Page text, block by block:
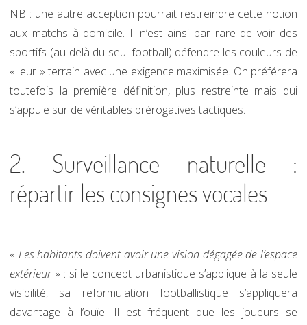
NB : une autre acception pourrait restreindre cette notion
aux matchs à domicile. Il n’est ainsi par rare de voir des
sportifs (au-delà du seul football) défendre les couleurs de
« leur » terrain avec une exigence maximisée. On préférera
toutefois la première définition, plus restreinte mais qui
s’appuie sur de véritables prérogatives tactiques.
2. Surveillance naturelle :
répartir les consignes vocales
« Les habitants doivent avoir une vision dégagée de l’espace
extérieur» : si le concept urbanistique s’applique à la seule
visibilité, sa reformulation footballistique s’appliquera
davantage à l’ouïe. Il est fréquent que les joueurs se